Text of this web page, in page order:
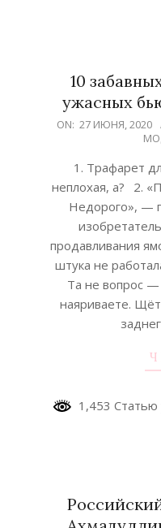
10
ужасных
2020-
ON: 27 ИЮНЯ, 2020
1. Трафарет
неплохая, а?⠀2.
Недорого», —
продавливания
штука не
Та не вопрос —
наяриваете.
1,453 Статью